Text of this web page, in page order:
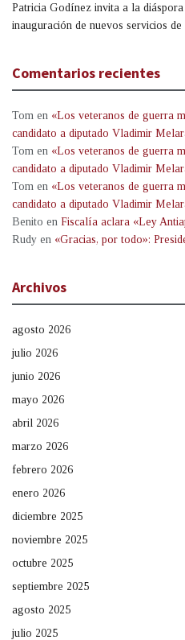
Patricia Godínez invita a la
inauguración de nuevos servicios
Comentarios recientes
Tom en «Los veteranos de guerra
candidato a diputado Vladimir
Tom en «Los veteranos de guerra
candidato a diputado Vladimir
Tom en «Los veteranos de guerra
candidato a diputado Vladimir
Benito en Fiscalía aclara «Ley
Rudy en «Gracias, por todo»:
Archivos
agosto 2026
julio 2026
junio 2026
mayo 2026
abril 2026
marzo 2026
febrero 2026
enero 2026
diciembre 2025
noviembre 2025
octubre 2025
septiembre 2025
agosto 2025
julio 2025